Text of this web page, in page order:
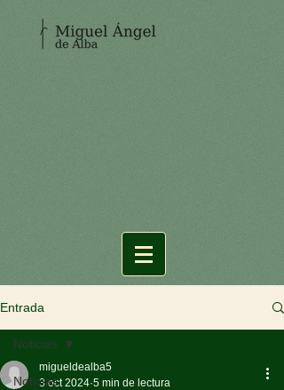
Entrada
Noticias
Noticias
migueldealba5
3 oct 2024 5 min de lectura